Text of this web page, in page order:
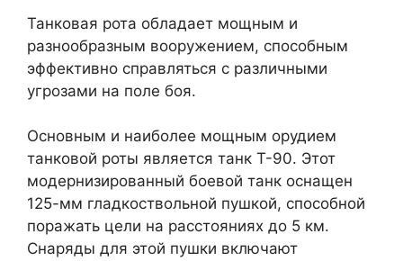
Танковая рота обладает мощным и
разнообразным вооружением, способным
эффективно справляться с различными
угрозами на поле боя.
Основным и наиболее мощным орудием
танковой роты является танк Т-90. Этот
модернизированный боевой танк оснащен
125-мм гладкоствольной пушкой, способной
поражать цели на расстояниях до 5 км.
Снаряды для этой пушки включают